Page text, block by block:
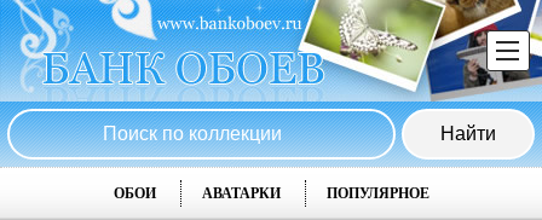
ОБОИ АВАТАРКИ ПОПУЛЯРНОЕ